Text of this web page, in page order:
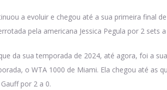
a evoluir e chegou até a sua primeira final
pela americana Jessica Pegula por 2 sets a
da sua temporada de 2024, até agora, foi a
o WTA 1000 de Miami. Ela chegou até as
por 2 a 0.